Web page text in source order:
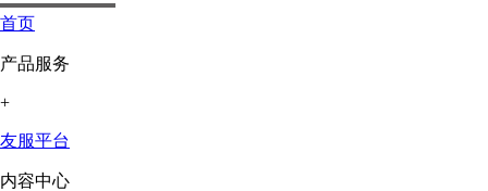
首页
产品服务
+
友服平台
内容中心